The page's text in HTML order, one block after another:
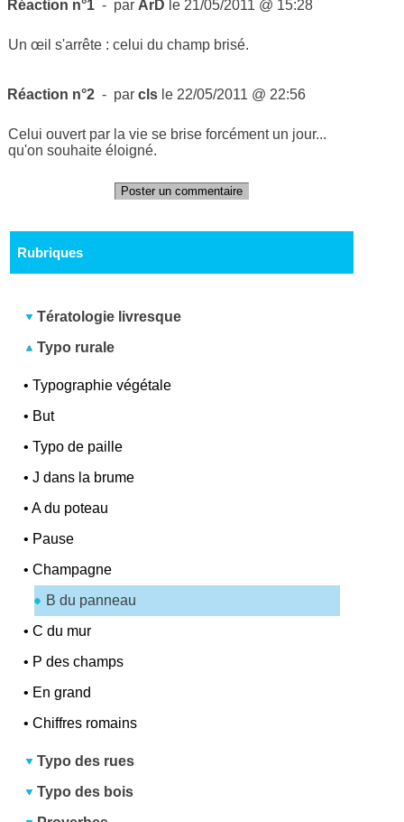
Réaction n°1 - parArD le 21/05/2011 @ 15:28
Un œil s'arrête : celui du champ brisé.
Réaction n°2 - parcls le 22/05/2011 @ 22:56
Celui ouvert par la vie se brise forcément un jour...
qu'on souhaite éloigné.
Poster un commentaire
Rubriques
Tératologie livresque
Typo rurale
•Typographie végétale
• But
•Typo de paille
•J dans la brume
•A du poteau
• Pause
•Champagne
B du panneau
•C du mur
• P des champs
• En grand
•Chiffres romains
Typo des rues
Typo des bois